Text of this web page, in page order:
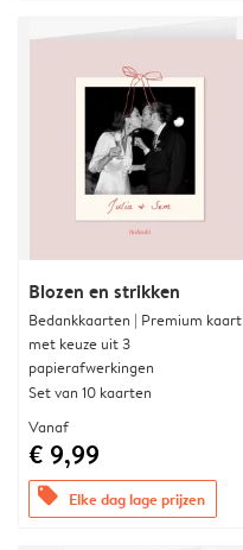
Blozen en strikken
Bedankkaarten | Premium kaart
met keuze uit 3
papierafwerkingen
Set van 10 kaarten
Vanaf
€ 9,99
offers Elke dag lage prijzen